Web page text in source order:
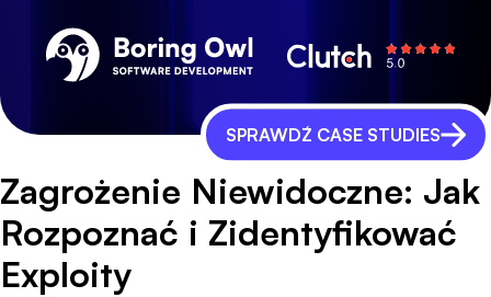
SPRAWDŹ CASE STUDIES
Zagrożenie Niewidoczne: Jak
Rozpoznać i Zidentyfikować
Exploity